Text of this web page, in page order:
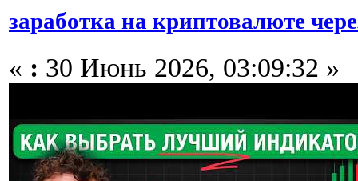
заработка на криптовалюте
« : 30 Июнь 2026, 03:09:32 »